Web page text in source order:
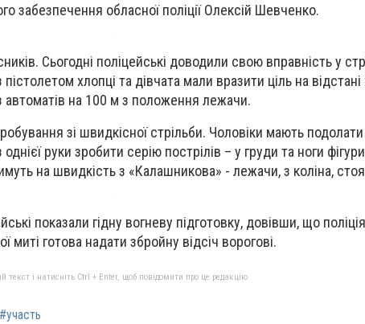
забезпечення обласної поліції Олексій Шевченко.
Сьогодні поліцейські доводили свою вправність у
хлопці та дівчата мали вразити ціль на відстані
автоматів на 100 м з положення лежачи.
зі швидкісної стрільби. Чоловіки мають подолати
руки зробити серію пострілів – у груди та ноги
на швидкість з «Калашникова» - лежачи, з коліна,
показали гідну вогневу підготовку, довівши, що поліція
миті готова надати збройну відсіч ворогові.
текст і натисніть Ctrl + Enter, щоб повідомити про це редакцію
#участь